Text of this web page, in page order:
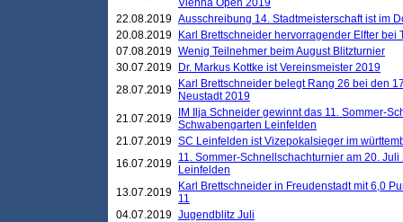
Vienna Open 2019
22.08.2019 Ausschreibung 14. Stadtmeisterschaft ist im
20.08.2019
Karl Brettschneider hervorragender Elfter bei
07.08.2019 Wenig Teilnehmer beim August Blitzturnier
30.07.2019
Dr. Markus Kottke ist Vereinsmeister 2019
28.07.2019
Karl Brettschneider belegt Rang 26 bei den
Neustadt 2019
21.07.2019
IM Ilja Schneider gewinnt das 11. Sommer-
Schwabengarten Leinfelden
21.07.2019 SC Leinfelden ist Vizepokalsieger im
16.07.2019 11. Sommer-Schnellschachturnier am 20.
Leinfelden
13.07.2019
Karl Brettschneider in Freudenstadt mit 6,0
11
04.07.2019 Jugendblitz Juli